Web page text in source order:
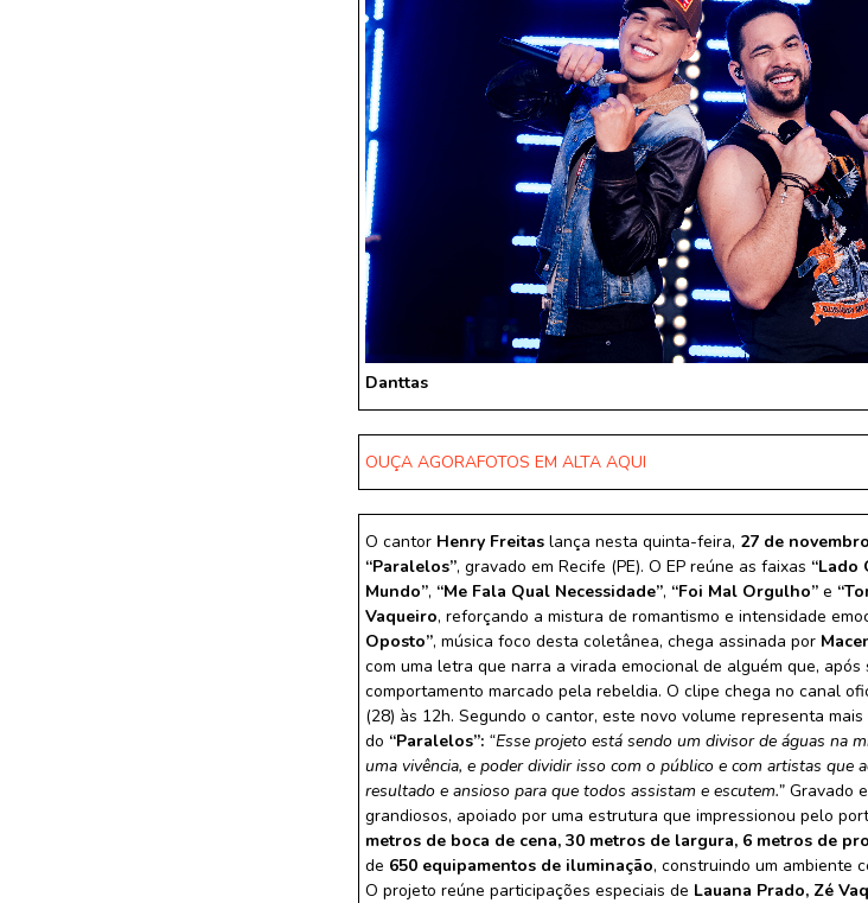
Danttas
OUÇA AGORAFOTOS EM ALTA AQUI
O cantor Henry Freitas lança nesta quinta-feira, 27 de
“Paralelos”, gravado em Recife (PE). O EP reúne as faixas “Lado
Mundo”, “Me Fala Qual Necessidade”, “Foi Mal Orgulho” e
Vaqueiro, reforçando a mistura de romantismo e intensidade
Oposto”, música foco desta coletânea, chega assinada por
com uma letra que narra a virada emocional de alguém que,
comportamento marcado pela rebeldia. O clipe chega no canal
(28) às 12h. Segundo o cantor, este novo volume representa
do “Paralelos”: “Esse projeto está sendo um divisor de águas na
uma vivência, e poder dividir isso com o público e com artistas que
resultado e ansioso para que todos assistam e escutem.” Gravado
grandiosos, apoiado por uma estrutura que impressionou pelo
metros de boca de cena, 30 metros de largura, 6 metros de
de 650 equipamentos de iluminação, construindo um ambiente
O projeto reúne participações especiais de Lauana Prado, Zé